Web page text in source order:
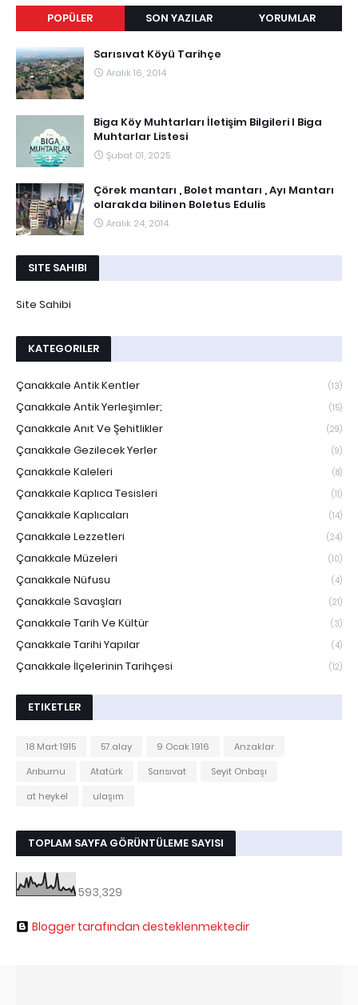
POPÜLER SON YAZILAR YORUMLAR
Sarısıvat Köyü Tarihçe
Aralık 16, 2014
Biga Köy Muhtarları İletişim Bilgileri I Biga
Muhtarlar Listesi
Şubat 01, 2025
Çörek mantarı , Bolet mantarı , Ayı Mantarı
olarakda bilinen Boletus Edulis
Aralık 24, 2014
SITE SAHIBI
Site Sahibi
KATEGORILER
Çanakkale Antik Kentler (13)
Çanakkale Antik Yerleşimler; (15)
Çanakkale Anıt Ve Şehitlikler (29)
Çanakkale Gezilecek Yerler (9)
Çanakkale Kaleleri (8)
Çanakkale Kaplıca Tesisleri (11)
Çanakkale Kaplıcaları (14)
Çanakkale Lezzetleri (24)
Çanakkale Müzeleri (10)
Çanakkale Nüfusu (4)
Çanakkale Savaşları (21)
Çanakkale Tarih Ve Kültür (3)
Çanakkale Tarihi Yapılar (4)
Çanakkale İlçelerinin Tarihçesi (12)
ETIKETLER
18 Mart 1915 57.alay 9 Ocak 1916
Anzaklar
Arıburnu
Atatürk Sarısıvat
Seyit Onbaşı
at heykel
ulaşım
TOPLAM SAYFA GÖRÜNTÜLEME SAYISI
593,329
Blogger tarafından desteklenmektedir